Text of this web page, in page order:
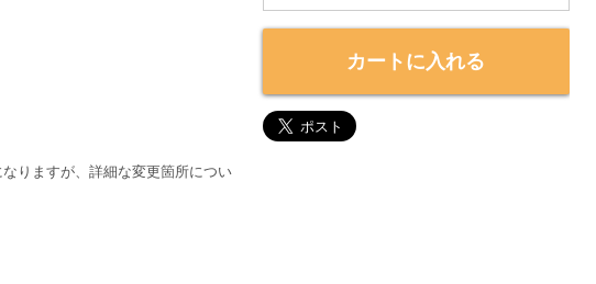
りますが、詳細な変更箇所につい
カートに入れる